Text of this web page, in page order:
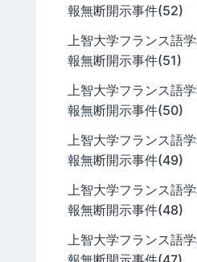
報無断開示事件(52)
上智大学フランス語
報無断開示事件(51)
上智大学フランス語
報無断開示事件(50)
上智大学フランス語
報無断開示事件(49)
上智大学フランス語
報無断開示事件(48)
上智大学フランス語